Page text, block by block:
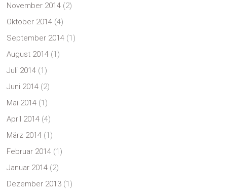
November 2014 (2)
Oktober 2014 (4)
September 2014 (1)
August 2014 (1)
Juli 2014 (1)
Juni 2014 (2)
Mai 2014 (1)
April 2014 (4)
März 2014 (1)
Februar 2014 (1)
Januar 2014 (2)
Dezember 2013 (1)